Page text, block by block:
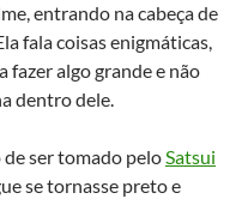
entrando na cabeça de
fala coisas enigmáticas,
fazer algo grande e não
dentro dele.
de ser tomado peloSatsui
se tornasse preto e